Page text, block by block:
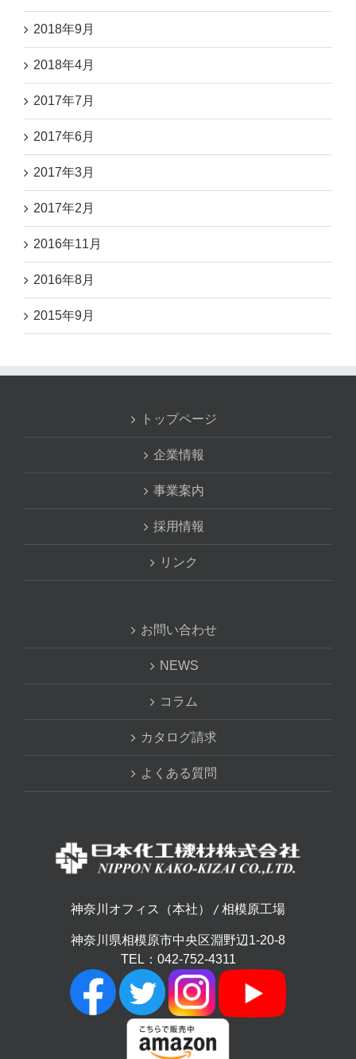
2018年9月
2018年4月
2017年7月
2017年6月
2017年3月
2017年2月
2016年11月
2016年8月
2015年9月
トップページ
企業情報
事業案内
採用情報
リンク
お問い合わせ
NEWS
コラム
カタログ請求
よくある質問
神奈川オフィス（本社） / 相模原工場
神奈川県相模原市中央区淵野辺1-20-8
TEL：042-752-4311